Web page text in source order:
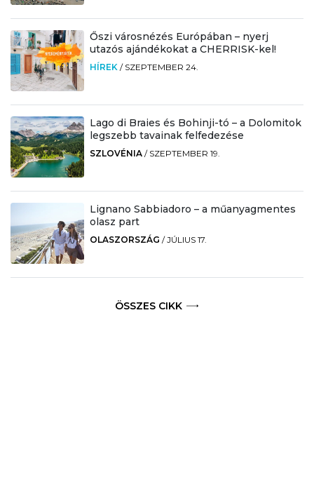
Őszi városnézés Európában – nyerj
utazós ajándékokat a CHERRISK-kel!
HÍREK / SZEPTEMBER 24.
Lago di Braies és Bohinji-tó – a Dolomitok
legszebb tavainak felfedezése
SZLOVÉNIA / SZEPTEMBER 19.
Lignano Sabbiadoro – a műanyagmentes
olasz part
OLASZORSZÁG /JÚLIUS 17.
ÖSSZES CIKK